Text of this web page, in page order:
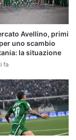
Avellino, primi
uno scambio
la situazione
fa